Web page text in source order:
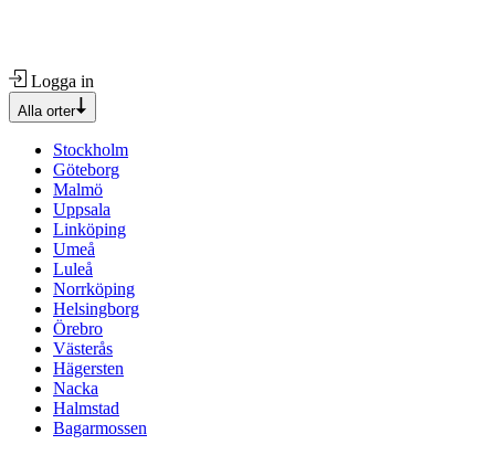
Logga in
Alla orter
Stockholm
Göteborg
Malmö
Uppsala
Linköping
Umeå
Luleå
Norrköping
Helsingborg
Örebro
Västerås
Hägersten
Nacka
Halmstad
Bagarmossen